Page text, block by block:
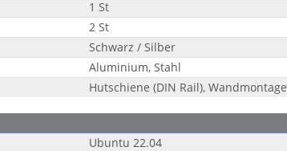
1 St
2 St
Schwarz / Silber
Aluminium, Stahl
Hutschiene (DIN Rail), Wandmontage
Ubuntu 22.04